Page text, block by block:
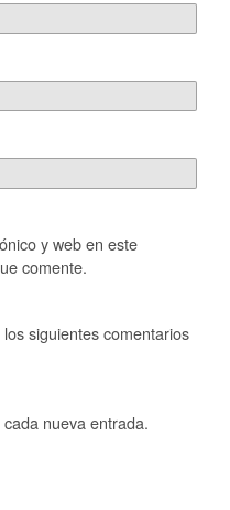
y web en este
comente.
siguientes comentarios
nueva entrada.